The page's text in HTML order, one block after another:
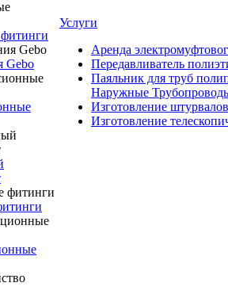
Gebo
Услуги
Аренда
Передавливатель
Паяльник для труб
Наружные
Изготовление
Изготовление